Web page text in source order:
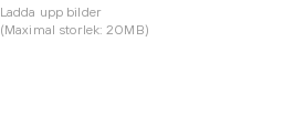
Ladda upp bilder
(Maximal storlek: 20MB)